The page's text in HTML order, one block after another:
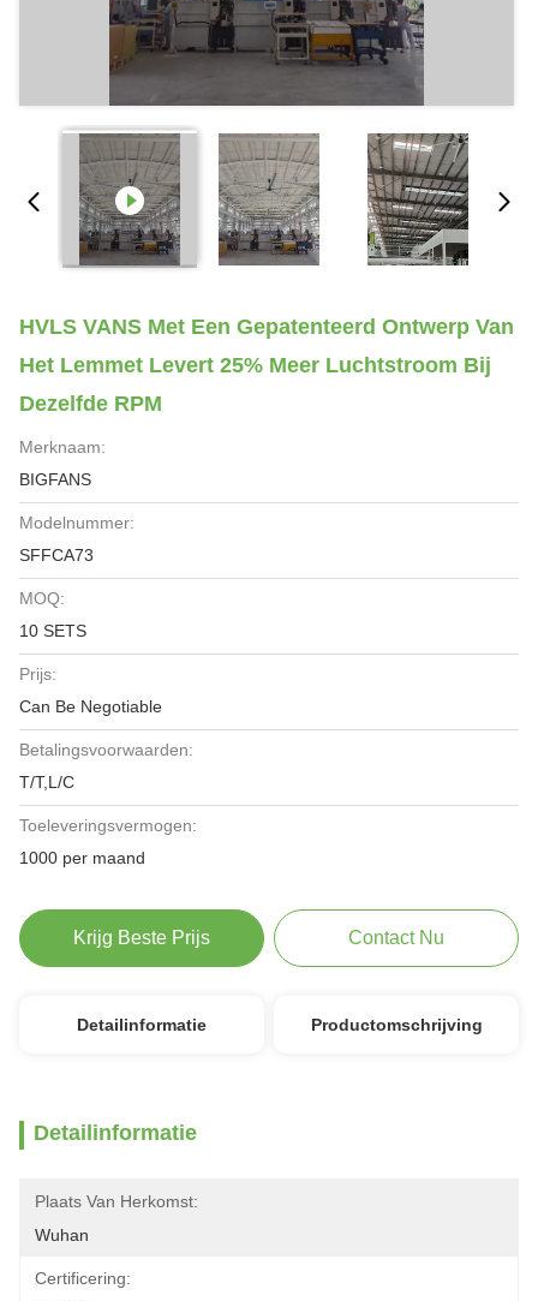
HVLS VANS Met Een Gepatenteerd Ontwerp Van
Het Lemmet Levert 25% Meer Luchtstroom Bij
Dezelfde RPM
Merknaam:
BIGFANS
Modelnummer:
SFFCA73
MOQ:
10 SETS
Prijs:
Can Be Negotiable
Betalingsvoorwaarden:
T/T,L/C
Toeleveringsvermogen:
1000 per maand
Krijg Beste Prijs Contact Nu
Detailinformatie Productomschrijving
Detailinformatie
Plaats Van Herkomst:
Wuhan
Certificering: